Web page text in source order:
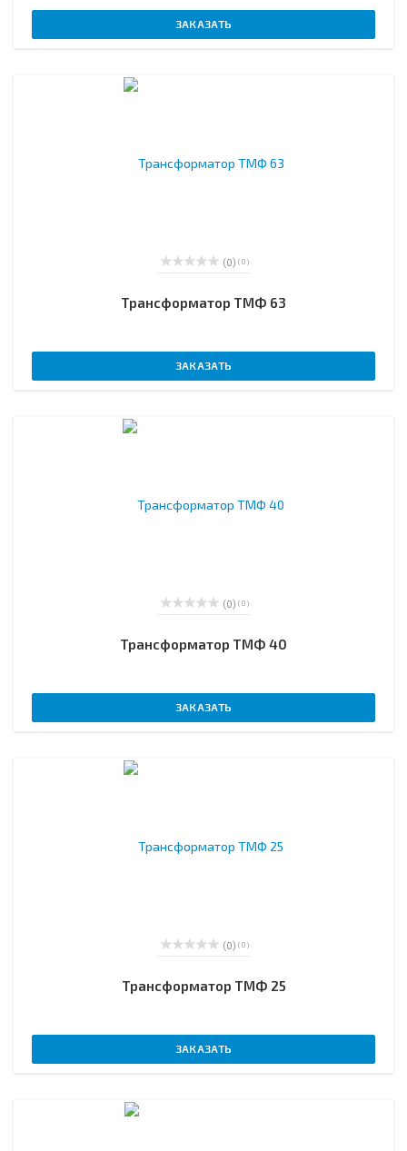
ЗАКАЗАТЬ
(0) ( 0 )
Трансформатор ТМФ 63
ЗАКАЗАТЬ
(0) ( 0 )
Трансформатор ТМФ 40
ЗАКАЗАТЬ
(0) ( 0 )
Трансформатор ТМФ 25
ЗАКАЗАТЬ